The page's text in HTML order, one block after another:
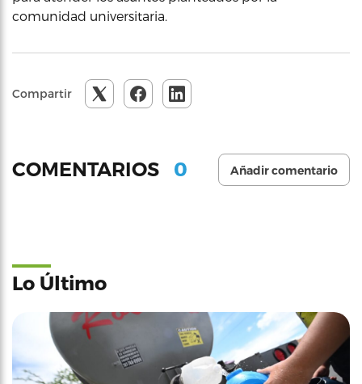
comunidad universitaria.
Compartir
COMENTARIOS 0 Añadir comentario
Lo Último